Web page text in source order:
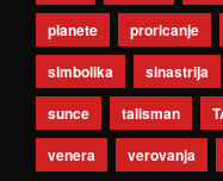
planete
proricanje
simbolika
sinastrija
sunce
talisman
venera
verovanja